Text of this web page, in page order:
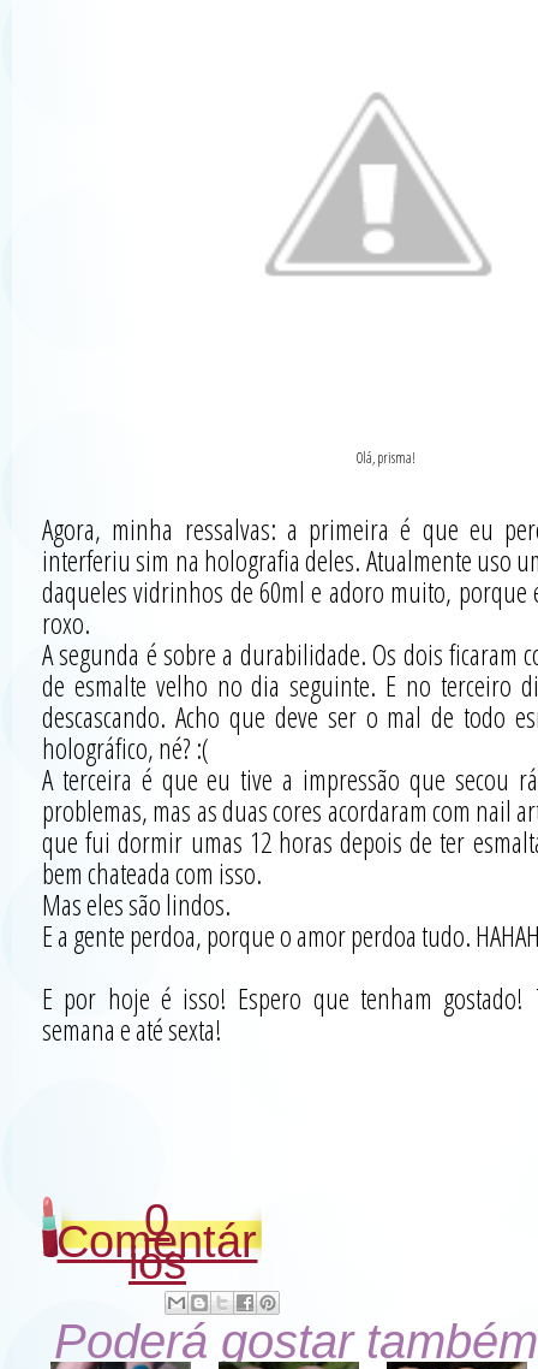
Olá, prisma!
Agora, minha ressalvas: a primeira é que eu
interferiu sim na holografia deles. Atualmente uso
daqueles vidrinhos de 60ml e adoro muito, porque
roxo.
A segunda é sobre a durabilidade. Os dois ficaram
de esmalte velho no dia seguinte. E no terceiro
descascando. Acho que deve ser o mal de todo
holográfico, né? :(
A terceira é que eu tive a impressão que secou
problemas, mas as duas cores acordaram com nail
que fui dormir umas 12 horas depois de ter
bem chateada com isso.
Mas eles são lindos.
E a gente perdoa, porque o amor perdoa tudo.
E por hoje é isso! Espero que tenham gostado!
semana e até sexta!
0
Comentár
ios
Poderá gostar